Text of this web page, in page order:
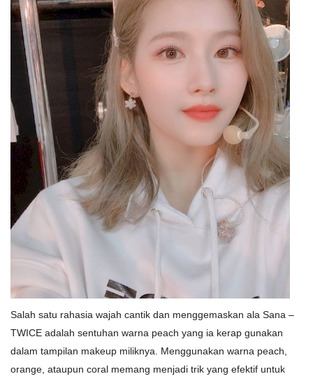
Salah satu rahasia wajah cantik dan menggemaskan ala Sana –
TWICE adalah sentuhan warna peach yang ia kerap gunakan
dalam tampilan makeup miliknya. Menggunakan warna peach,
orange, ataupun coral memang menjadi trik yang efektif untuk